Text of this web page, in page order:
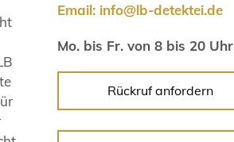
Email: info@lb-detektei.de
Mo. bis Fr. von 8 bis 20 Uhr
Rückruf anfordern